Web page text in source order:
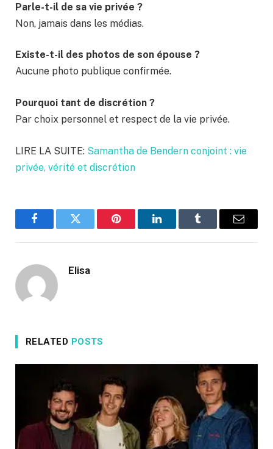
Parle-t-il de sa vie privée ?
Non, jamais dans les médias.
Existe-t-il des photos de son épouse ?
Aucune photo publique confirmée.
Pourquoi tant de discrétion ?
Par choix personnel et respect de la vie privée.
LIRE LA SUITE: Samantha de Bendern conjoint : vie
privée, vérité et discrétion
FacebookTwitter Pinterest LinkedInTumblr Email
Elisa
RELATED POSTS